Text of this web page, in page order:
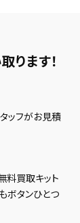
ります！
ッフがお見積
料買取キット
ボタンひとつ